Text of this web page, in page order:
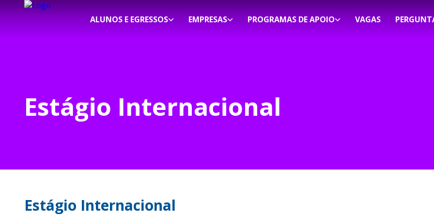
ALUNOS E EGRESSOS EMPRESAS PROGRAMAS DE APOIO VAGAS
Estágio Internacional
Estágio Internacional